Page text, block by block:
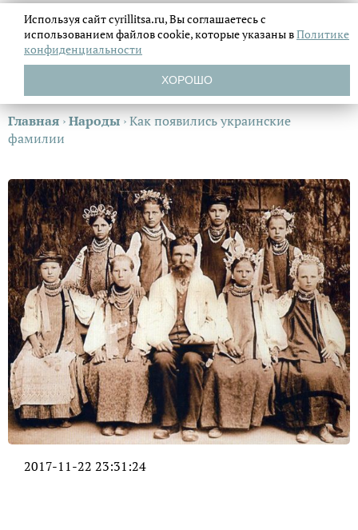
Главная ›Народы ›Как появились украинские
фамилии
2017-11-22 23:31:24
Используя сайт cyrillitsa.ru, Вы соглашаетесь с
использованием файловcookie, которые указаны вПолитике
конфиденциальности
ХОРОШО